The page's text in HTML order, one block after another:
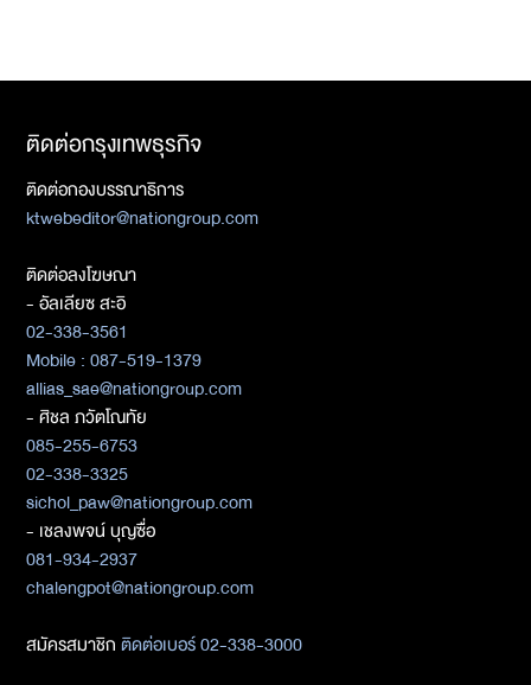
ติดต่อกรุงเทพธุรกิจ
ติดต่อกองบรรณาธิการ
ktwebeditor@nationgroup.com
ติดต่อลงโฆษณา
- อัลเลียซ สะอิ
02-338-3561
Mobile : 087-519-1379
allias_sae@nationgroup.com
- ศิชล ภวัตโณทัย
085-255-6753
02-338-3325
sichol_paw@nationgroup.com
- เชลงพจน์ บุญซื่อ
081-934-2937
chalengpot@nationgroup.com
สมัครสมาชิกติดต่อเบอร์ 02-338-3000